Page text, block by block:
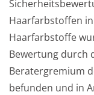
Haarfarbstoffen
Haarfarbstoffe
Bewertung durch
Beratergremium
befunden und in